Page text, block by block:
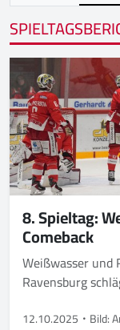
8. Spieltag:
Comeback
Weißwasser und
Ravensburg
12.10.2025 Bild: